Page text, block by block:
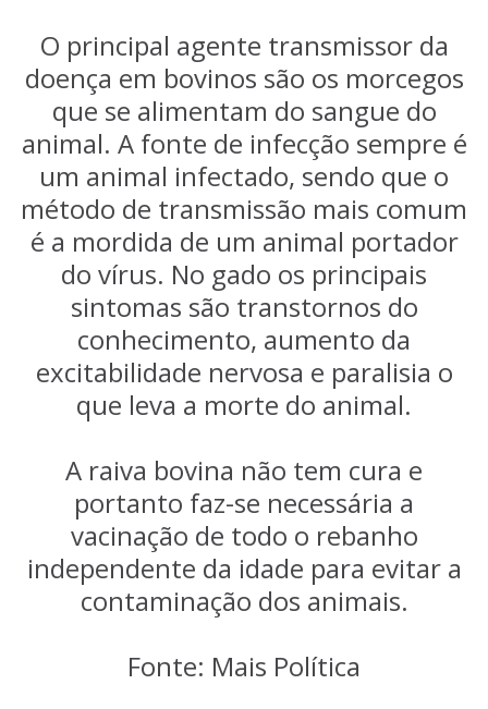
O principal agente transmissor da
doença em bovinos são os morcegos
que se alimentam do sangue do
animal. A fonte de infecção sempre é
um animal infectado, sendo que o
método de transmissão mais comum
é a mordida de um animal portador
do vírus. No gado os principais
sintomas são transtornos do
conhecimento, aumento da
excitabilidade nervosa e paralisia o
que leva a morte do animal.
A raiva bovina não tem cura e
portanto faz-se necessária a
vacinação de todo o rebanho
independente da idade para evitar a
contaminação dos animais.
Fonte: Mais Política